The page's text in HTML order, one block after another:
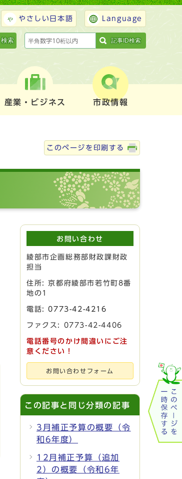
やさしい日本語 Language
検索 記事ID検索
産業・ビジネス 市政情報
このページを印刷する
お問い合わせ
綾部市企画総務部財政課財政
担当
住所: 京都府綾部市若竹町8番
地の1
電話:0773-42-4216
ファクス: 0773-42-4406
電話番号のかけ間違いにご注
意ください！
お問い合わせフォーム
この記事と同じ分類の記事
3月補正予算の概要（令
和6年度）
12月補正予算（追加
2）の概要（令和6年